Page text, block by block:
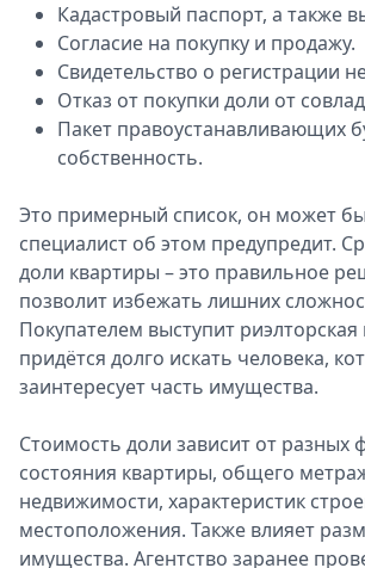
Кадастровый паспорт, а также
Согласие на покупку и продажу.
Свидетельство о регистрации
Отказ от покупки доли от
Пакет правоустанавливающих
собственность.
Это примерный список, он может
специалист об этом предупредит.
доли квартиры – это правильное
позволит избежать лишних
Покупателем выступит
придётся долго искать человека,
заинтересует часть имущества.
Стоимость доли зависит от разных
состояния квартиры, общего
недвижимости, характеристик
местоположения. Также влияет
имущества. Агентство заранее